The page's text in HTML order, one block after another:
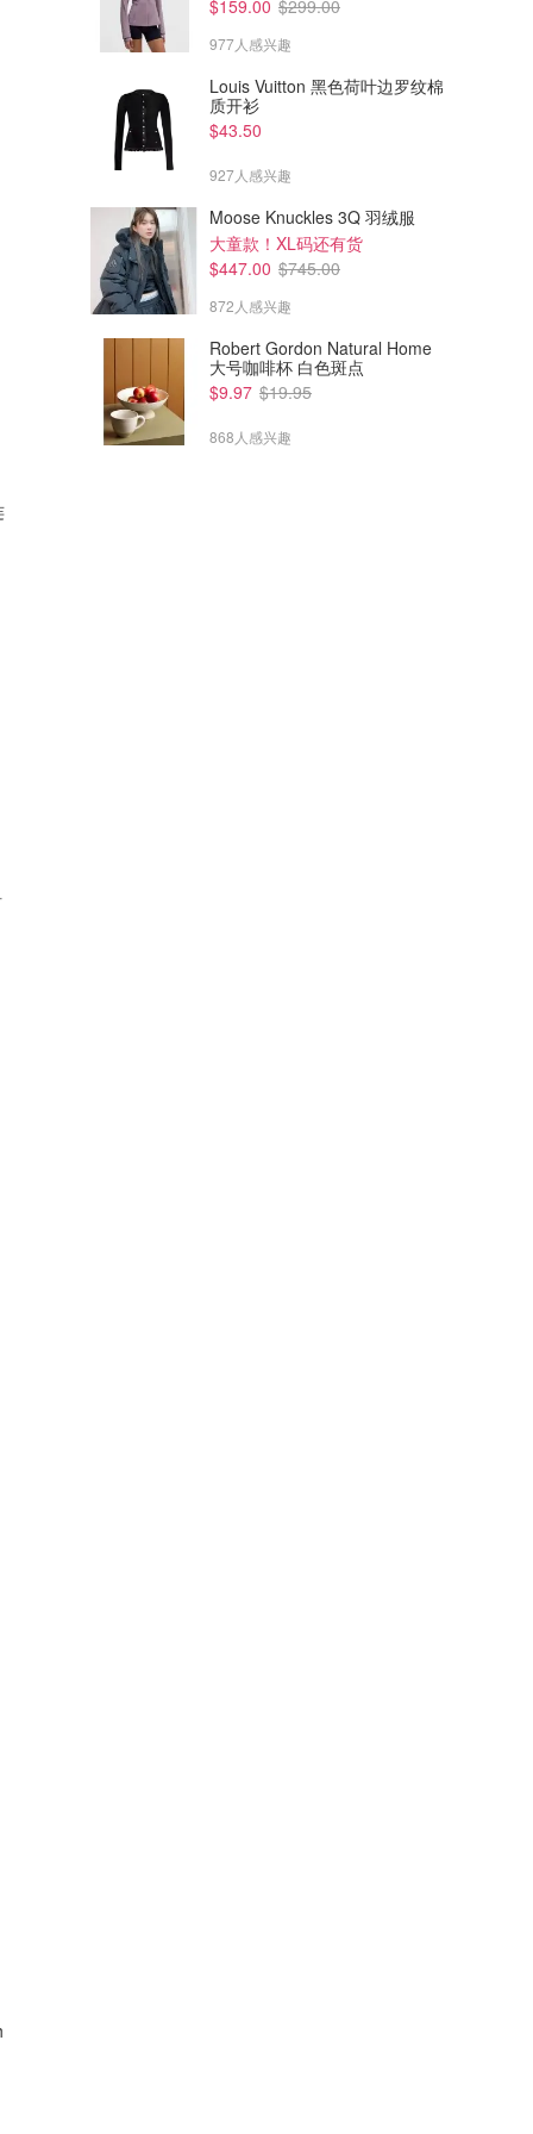
$159.00 $299.00
977人感兴趣
Louis Vuitton 黑色荷叶边罗纹棉
质开衫
$43.50
927人感兴趣
Moose Knuckles 3Q 羽绒服
大童款！XL码还有货
$447.00 $745.00
872人感兴趣
Robert Gordon Natural Home
大号咖啡杯 白色斑点
$9.97 $19.95
868人感兴趣